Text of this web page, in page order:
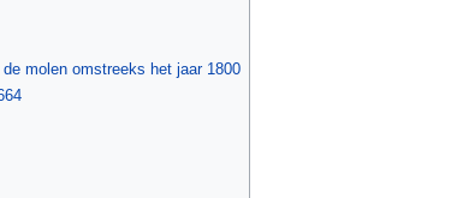
molen omstreeks het jaar 1800